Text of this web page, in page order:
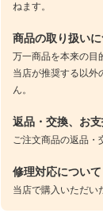
ねます。
商品の取り扱い
万一商品を本来の目
当店が推奨する以外
ん。
返品・交換、お
ご注文商品の返品・
修理対応について
当店で購入いただい